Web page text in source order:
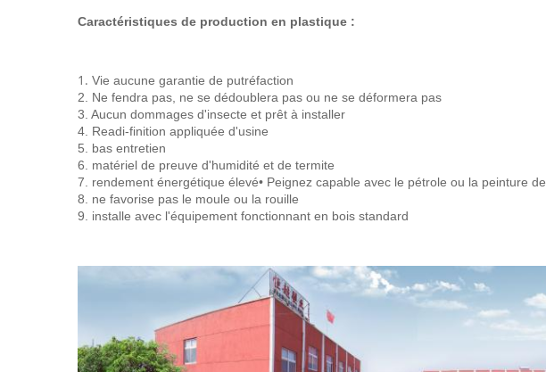
Caractéristiques de production en plastique :
1. Vie aucune garantie de putréfaction
2. Ne fendra pas, ne se dédoublera pas ou ne se déformera pas
3. Aucun dommages d'insecte et prêt à installer
4. Readi-finition appliquée d'usine
5. bas entretien
6. matériel de preuve d'humidité et de termite
7. rendement énergétique élevé• Peignez capable avec le pétrole ou la peinture
8. ne favorise pas le moule ou la rouille
9. installe avec l'équipement fonctionnant en bois standard